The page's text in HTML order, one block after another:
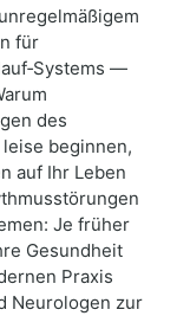
für
—
des
leise beginnen,
auf Ihr Leben
Je früher
Gesundheit
Praxis
Neurologen zur